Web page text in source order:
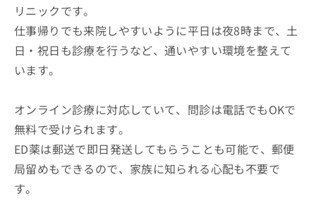
リニックです。
仕事帰りでも来院しやすいように平日は夜8時まで、土
日・祝日も診療を行うなど、通いやすい環境を整えて
います。
オンライン診療に対応していて、問診は電話でもOKで
無料で受けられます。
ED薬は郵送で即日発送してもらうことも可能で、郵便
局留めもできるので、家族に知られる心配も不要で
す。